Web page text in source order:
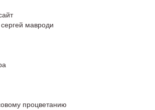
мавроди
процветанию